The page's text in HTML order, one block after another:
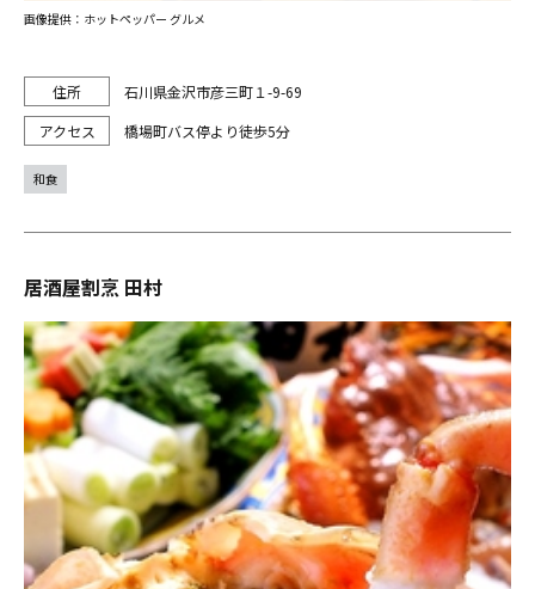
石川県金沢市彦三町１-9-69
橋場町バス停より徒歩5分
画像提供：ホットペッパー グルメ
和食
居酒屋割烹 田村